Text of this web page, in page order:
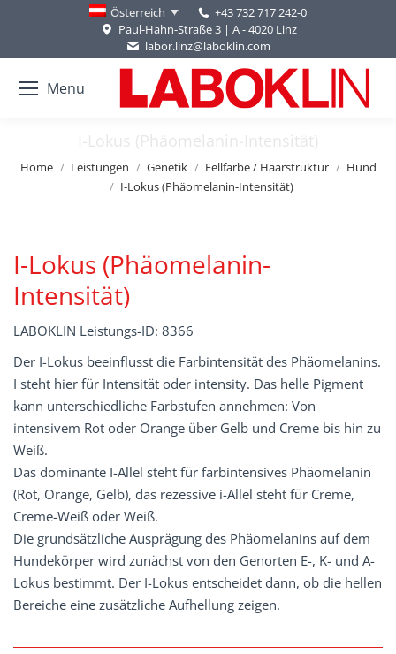
Österreich
+43 732 717 242-0
Paul-Hahn-Straße 3 | A - 4020 Linz
labor.linz@laboklin.com
Menu
I-Lokus (Phäomelanin-Intensität)
You are here:
Home Leistungen Genetik Fellfarbe / Haarstruktur
Hund
I-Lokus (Phäomelanin-Intensität)
I-Lokus (Phäomelanin-
Intensität)
LABOKLIN Leistungs-ID: 8366
Der I-Lokus beeinflusst die Farbintensität des Phäomelanins.
I steht hier für Intensität oder intensity. Das helle Pigment
kann unterschiedliche Farbstufen annehmen: Von
intensivem Rot oder Orange über Gelb und Creme bis hin zu
Weiß.
Das dominante I-Allel steht für farbintensives Phäomelanin
(Rot, Orange, Gelb), das rezessive i-Allel steht für Creme,
Creme-Weiß oder Weiß.
Die grundsätzliche Ausprägung des Phäomelanins auf dem
Hundekörper wird zunächst von den Genorten E-, K- und A-
Lokus bestimmt. Der I-Lokus entscheidet dann, ob die hellen
Bereiche eine zusätzliche Aufhellung zeigen.